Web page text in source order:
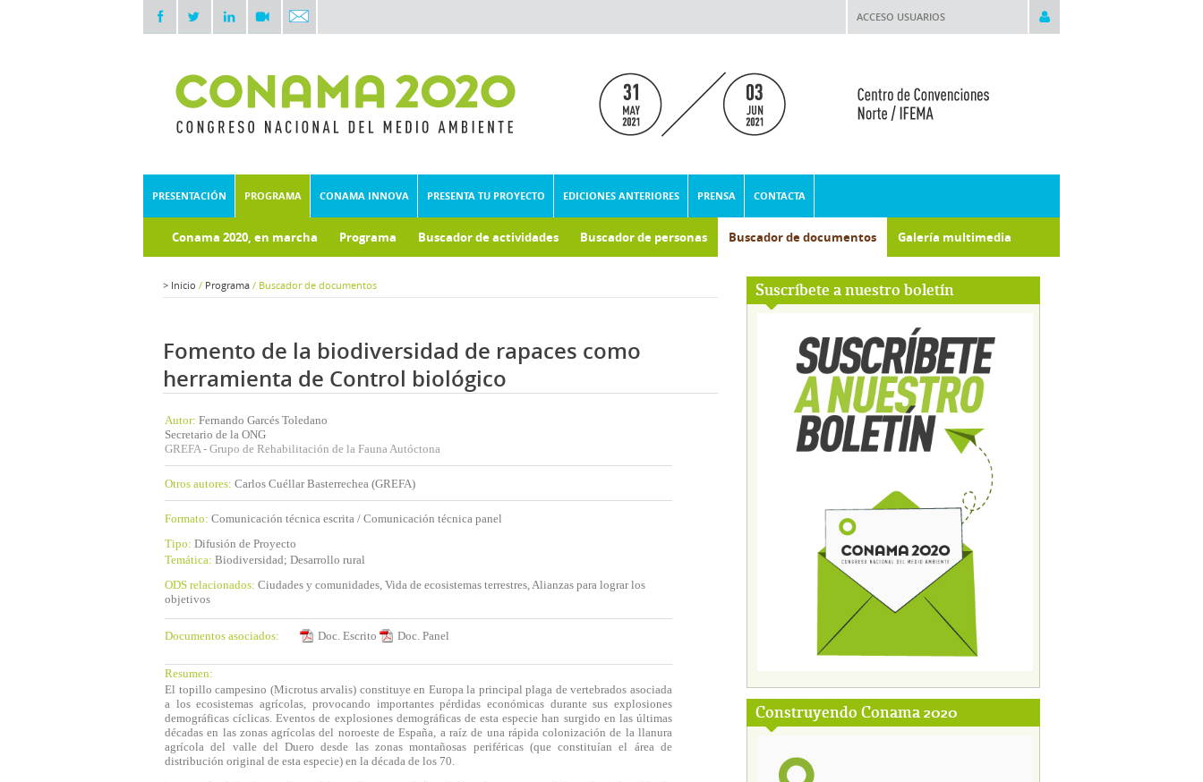
ACCESO USUARIOS
PRESENTACIÓN PROGRAMA CONAMA INNOVA PRESENTA TU PROYECTO EDICIONES ANTERIORES PRENSA CONTACTA
Conama 2020, en marcha Programa Buscador de actividades Buscador de personas Buscador de documentos Galería multimedia
Suscríbete a nuestro boletín
Construyendo Conama 2020
> Inicio / Programa / Buscador de documentos
Fomento de la biodiversidad de rapaces como
herramienta de Control biológico
Autor: Fernando Garcés Toledano
Secretario de la ONG
GREFA - Grupo de Rehabilitación de la Fauna Autóctona
Otros autores: Carlos Cuéllar Basterrechea (GREFA)
Formato: Comunicación técnica escrita / Comunicación técnica panel
Tipo: Difusión de Proyecto
Temática: Biodiversidad; Desarrollo rural
ODS relacionados: Ciudades y comunidades, Vida de ecosistemas terrestres, Alianzas para lograr los
objetivos
Documentos asociados: Doc. Escrito Doc. Panel
Resumen:
El topillo campesino (Microtus arvalis) constituye en Europa la principal plaga de vertebrados asociada
a los ecosistemas agrícolas, provocando importantes pérdidas económicas durante sus explosiones
demográficas cíclicas. Eventos de explosiones demográficas de esta especie han surgido en las últimas
décadas en las zonas agrícolas del noroeste de España, a raíz de una rápida colonización de la llanura
agrícola del valle del Duero desde las zonas montañosas periféricas (que constituían el área de
distribución original de esta especie) en la década de los 70.